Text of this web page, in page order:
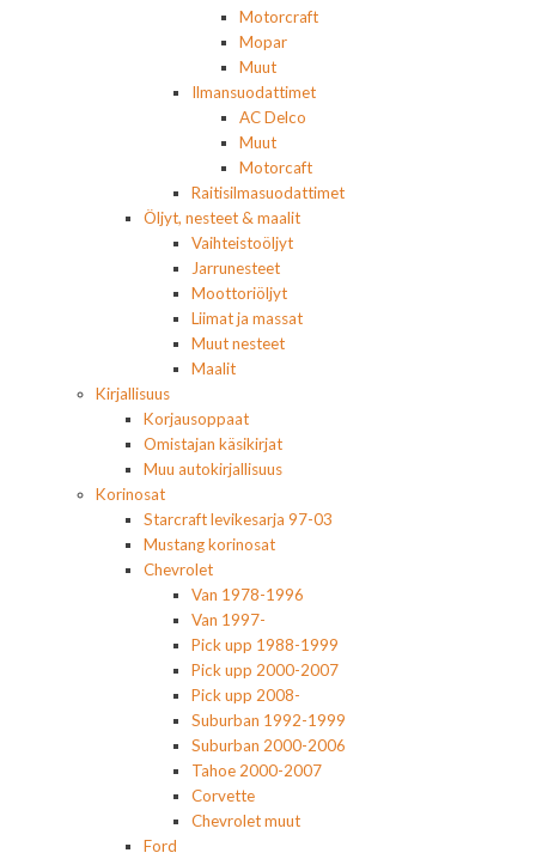
Motorcraft
Mopar
Muut
Ilmansuodattimet
AC Delco
Muut
Motorcaft
Raitisilmasuodattimet
Öljyt, nesteet & maalit
Vaihteistoöljyt
Jarrunesteet
Moottoriöljyt
Liimat ja massat
Muut nesteet
Maalit
Kirjallisuus
Korjausoppaat
Omistajan käsikirjat
Muu autokirjallisuus
Korinosat
Starcraft levikesarja 97-03
Mustang korinosat
Chevrolet
Van 1978-1996
Van 1997-
Pick upp 1988-1999
Pick upp 2000-2007
Pick upp 2008-
Suburban 1992-1999
Suburban 2000-2006
Tahoe 2000-2007
Corvette
Chevrolet muut
Ford